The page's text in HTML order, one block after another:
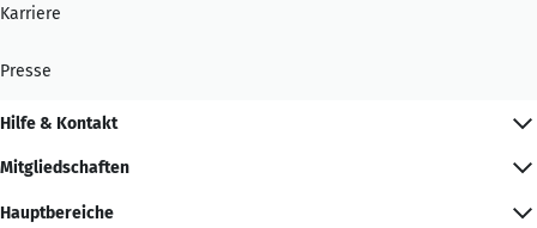
Karriere
Presse
Hilfe & Kontakt
Mitgliedschaften
Hauptbereiche